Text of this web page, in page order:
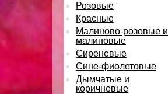
Розовые
Красные
Малиново-розовые и
малиновые
Сиреневые
Сине-фиолетовые
Дымчатые и
коричневые